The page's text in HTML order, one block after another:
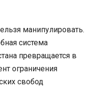
манипулировать.
система
превращается в
ограничения
свобод